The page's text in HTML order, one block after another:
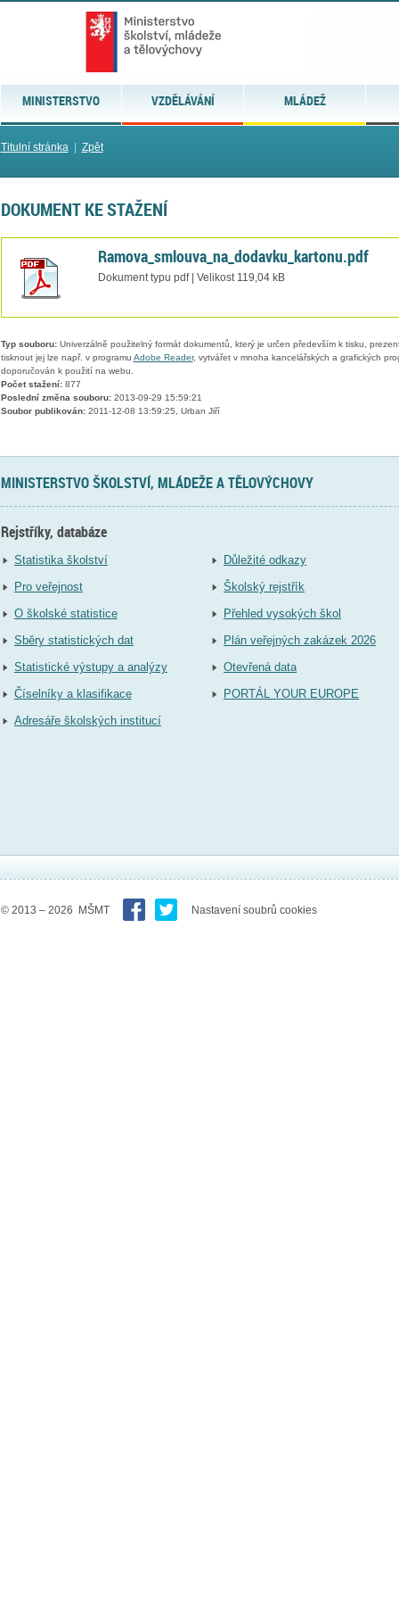
MINISTERSTVO VZDĚLÁVÁNÍ MLÁDEŽ
Titulní stránka| Zpět
DOKUMENT KE STAŽENÍ
Ramova_smlouva_na_dodavku_kartonu.pdf
Dokument typu pdf | Velikost 119,04 kB
Typ souboru:Univerzálně použitelný formát dokumentů, který je určen především k tisku,
tisknout jej lze např. v programu Adobe Reader, vytvářet v mnoha kancelářských a grafických
doporučován k použití na webu.
Počet stažení:877
Poslední změna souboru:2013-09-29 15:59:21
Soubor publikován:2011-12-08 13:59:25, Urban Jiří
MINISTERSTVO ŠKOLSTVÍ, MLÁDEŽE A TĚLOVÝCHOVY
Rejstříky, databáze
Statistika školství
Pro veřejnost
O školské statistice
Sběry statistických dat
Statistické výstupy a analýzy
Číselníky a klasifikace
Adresáře školských institucí
Důležité odkazy
Školský rejstřík
Přehled vysokých škol
Plán veřejných zakázek 2026
Otevřená data
PORTÁL YOUR EUROPE
© 2013 – 2026 MŠMT Nastavení soubrů cookies